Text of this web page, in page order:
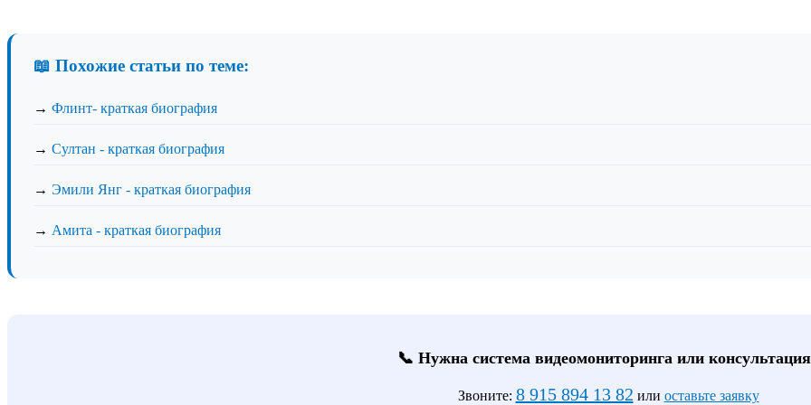
📖 Похожие статьи по теме:
→ Флинт- краткая биография
→ Султан - краткая биография
→ Эмили Янг - краткая биография
→ Амита - краткая биография
📞 Нужна система видеомониторинга или
Звоните: 8 915 894 13 82 или оставьте заявку